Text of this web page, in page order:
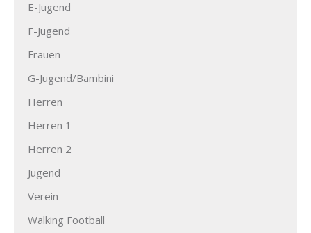
E-Jugend
F-Jugend
Frauen
G-Jugend/Bambini
Herren
Herren 1
Herren 2
Jugend
Verein
Walking Football